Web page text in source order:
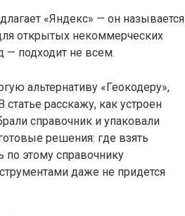
«Яндекс» — он называется
открытых некоммерческих
— подходит не всем.
альтернативу «Геокодеру»,
расскажу, как устроен
справочник и упаковали
решения: где взять
по этому справочнику
даже не придется